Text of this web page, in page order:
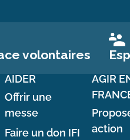
volontaires
AIDER
Offrir une
messe
Faire un don IFI
AGIR
action